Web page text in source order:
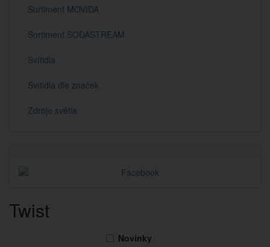
Sortiment MOVIDA
Sortiment SODASTREAM
Svítidla
Svítidla dle značek
Zdroje světla
Twist
Novinky